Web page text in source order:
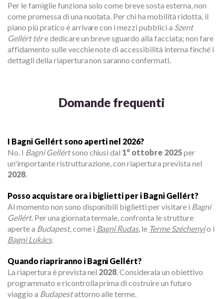
Per le famiglie funziona solo come breve sosta esterna, non
come promessa di una nuotata. Per chi ha mobilità ridotta, il
piano più pratico è arrivare con i mezzi pubblici a Szent
Gellért tére dedicare un breve sguardo alla facciata; non fare
affidamento sulle vecchie note di accessibilità interna finché i
dettagli della riapertura non saranno confermati.
Domande frequenti
I Bagni Gellért sono aperti nel 2026?
No. I Bagni Gellértsono chiusi dal 1° ottobre 2025per
un'importante ristrutturazione, con riapertura prevista nel
2028.
Posso acquistare ora i biglietti per i Bagni Gellért?
Al momento non sono disponibili biglietti per visitare i Bagni
Gellért. Per una giornata termale, confronta le strutture
aperte a Budapest, come i Bagni Rudas, le Terme Széchenyio i
Bagni Lukács.
Quando riapriranno i Bagni Gellért?
La riapertura è prevista nel 2028 . Considerala un obiettivo
programmato e ricontrolla prima di costruire un futuro
viaggio a Budapestattorno alle terme.